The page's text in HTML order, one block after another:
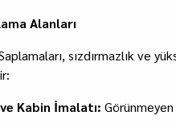
Alanları
sızdırmazlık ve
Kabin İmalatı: